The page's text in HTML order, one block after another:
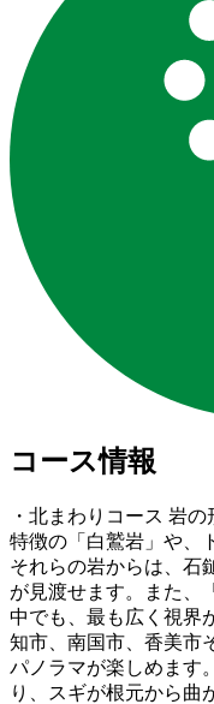
コース情報
・北まわりコース 岩
特徴の「白鷲岩」や、
それらの岩からは、石
が見渡せます。また、
中でも、最も広く視界
知市、南国市、香美市
パノラマが楽しめます
り、スギが根元から曲